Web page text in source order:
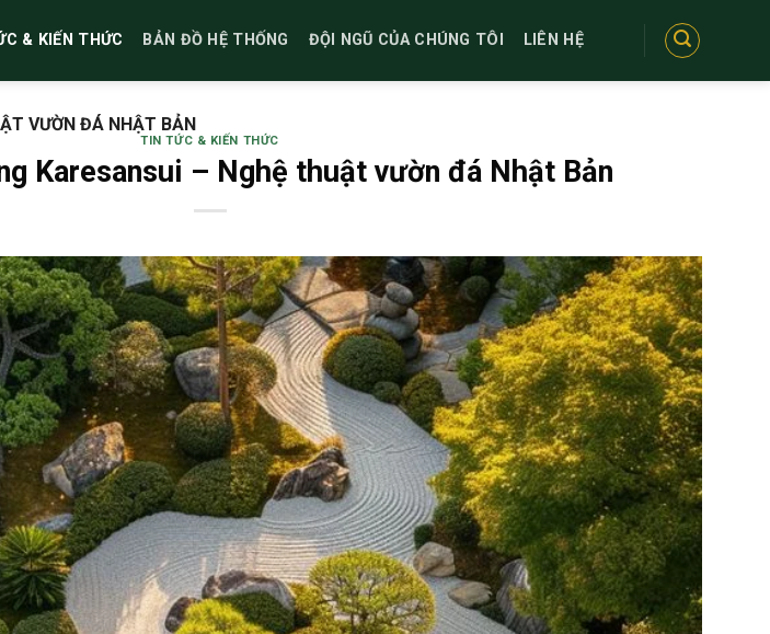
& KIẾN THỨC BẢN ĐỒ HỆ THỐNG ĐỘI NGŨ CỦA CHÚNG TÔI LIÊN HỆ
VƯỜN ĐÁ NHẬT BẢN
TIN TỨC & KIẾN THỨC
Karesansui – Nghệ thuật vườn đá Nhật Bản